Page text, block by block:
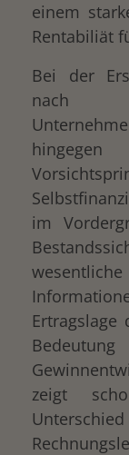
einem
Rentabiliät
Bei der
nach
im
zeigt